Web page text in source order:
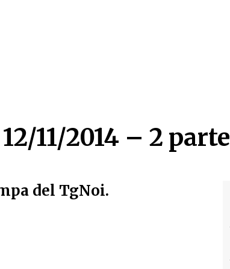
11/2014 – 2 parte
11/2014 – 2 parte
del TgNoi.